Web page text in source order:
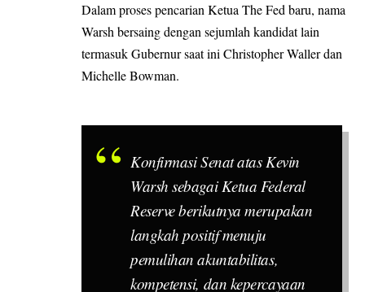
Dalam proses pencarian Ketua The Fed baru, nama
Warsh bersaing dengan sejumlah kandidat lain
termasuk Gubernur saat ini Christopher Waller dan
Michelle Bowman.
Konfirmasi Senat atas Kevin
Warsh sebagai Ketua Federal
Reserve berikutnya merupakan
langkah positif menuju
pemulihan akuntabilitas,
kompetensi, dan kepercayaan